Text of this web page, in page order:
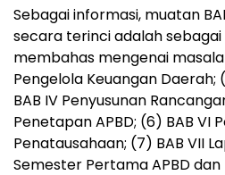
Sebagai informasi, muatan
secara terinci adalah sebagai
membahas mengenai
Pengelola Keuangan Daerah;
BAB IV Penyusunan
Penetapan APBD; (6) BAB VI
Penatausahaan; (7) BAB VII
Semester Pertama APBD